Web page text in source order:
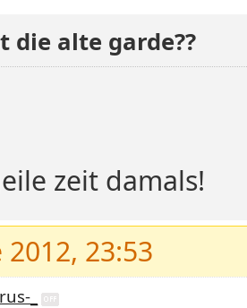
die alte garde??
zeit damals!
23:53
_